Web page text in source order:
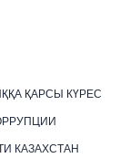
ҚАРСЫ КҮРЕС
КАЗАХСТАН